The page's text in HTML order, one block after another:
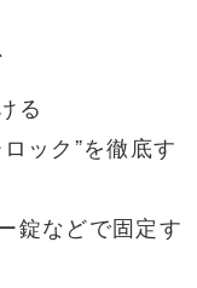
る
ック”を徹底す
錠などで固定す